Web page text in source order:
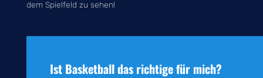
dem Spielfeld zu sehen!
Ist Basketball das richtige für mich?